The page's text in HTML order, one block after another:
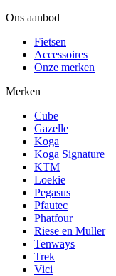
Ons aanbod
Fietsen
Accessoires
Onze merken
Merken
Cube
Gazelle
Koga
Koga Signature
KTM
Loekie
Pegasus
Pfautec
Phatfour
Riese en Muller
Tenways
Trek
Vici